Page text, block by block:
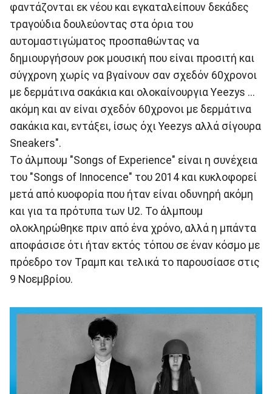
φαντάζονται εκ νέου και εγκαταλείπουν δεκάδες
τραγούδια δουλεύοντας στα όρια του
αυτομαστιγώματος προσπαθώντας να
δημιουργήσουν ροκ μουσική που είναι προσιτή και
σύγχρονη χωρίς να βγαίνουν σαν σχεδόν 60χρονοι
με δερμάτινα σακάκια και ολοκαίνουργια Υeezys ...
ακόμη και αν είναι σχεδόν 60χρονοι με δερμάτινα
σακάκια και, εντάξει, ίσως όχι Yeezys αλλά σίγουρα
Sneakers".
Το άλμπουμ "Songs of Experience" είναι η συνέχεια
του "Songs of Innocence" του 2014 και κυκλοφορεί
μετά από κυοφορία που ήταν είναι οδυνηρή ακόμη
και για τα πρότυπα των U2. Το άλμπουμ
ολοκληρώθηκε πριν από ένα χρόνο, αλλά η μπάντα
αποφάσισε ότι ήταν εκτός τόπου σε έναν κόσμο με
πρόεδρο τον Τραμπ και τελικά το παρουσίασε στις
9 Νοεμβρίου.